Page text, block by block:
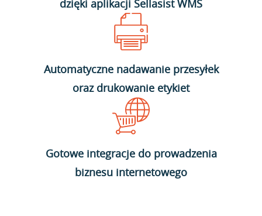
dzięki aplikacji Sellasist WMS
Automatyczne nadawanie przesyłek
oraz drukowanie etykiet
Gotowe integracje do prowadzenia
biznesu internetowego